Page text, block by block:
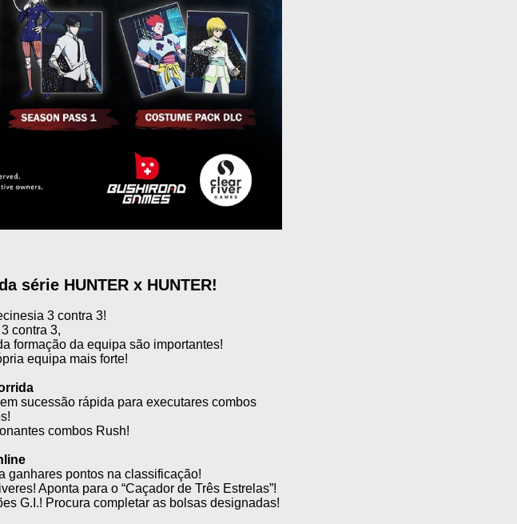
série HUNTER x HUNTER!
3 contra 3!
contra 3,
formação da equipa são importantes!
equipa mais forte!
sucessão rápida para executares combos
combos Rush!
ganhares pontos na classificação!
Aponta para o “Caçador de Três Estrelas”!
G.I.! Procura completar as bolsas designadas!